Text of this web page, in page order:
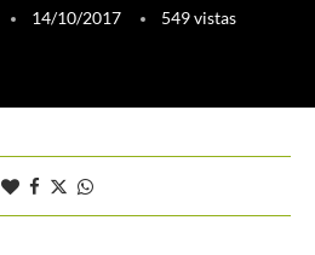
14/10/2017 549vistas